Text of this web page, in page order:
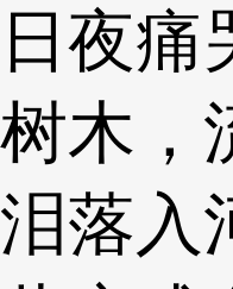
日夜痛
树木，
泪落入